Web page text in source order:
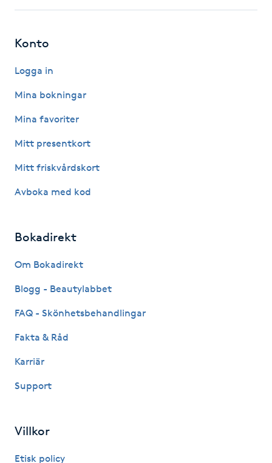
Herrklippning
Hollywood Peel
Hot Stone Massage
Hot yoga
Hudföryngring
Hudvård
Hyaluronsyra
Hypnos
Konto
Logga in
Mina bokningar
Mina favoriter
Mitt presentkort
Mitt friskvårdskort
Avboka med kod
Bokadirekt
Om Bokadirekt
Blogg - Beautylabbet
FAQ - Skönhetsbehandlingar
Fakta & Råd
Karriär
Support
Villkor
Etisk policy